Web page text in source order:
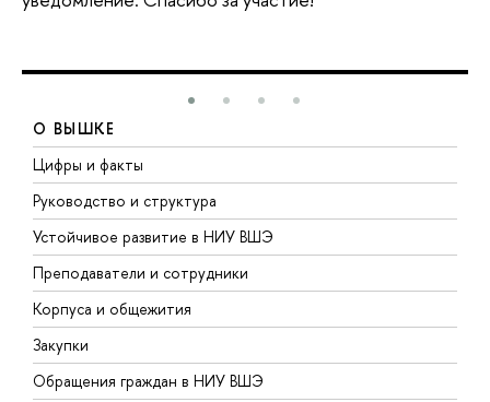
О ВЫШКЕ
Цифры и факты
Руководство и структура
Устойчивое развитие в НИУ ВШЭ
Преподаватели и сотрудники
Корпуса и общежития
Закупки
Обращения граждан в НИУ ВШЭ